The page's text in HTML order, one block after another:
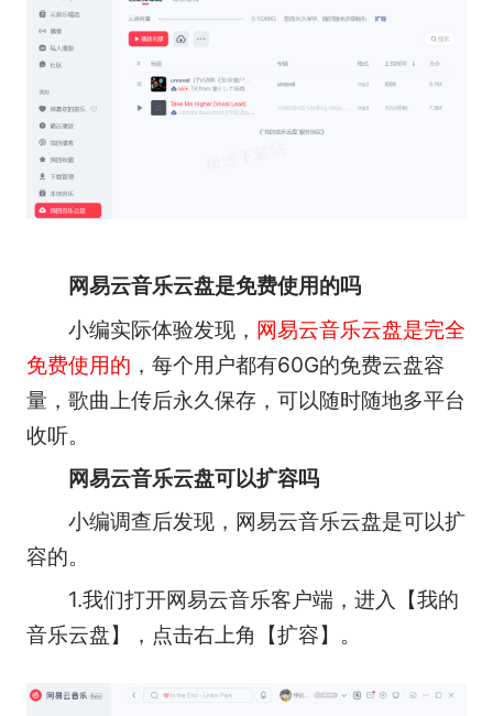
网易云音乐云盘是免费使用的吗
小编实际体验发现， 网易云音乐云盘是完全
免费使用的 ，每个用户都有60G的免费云盘容
量，歌曲上传后永久保存，可以随时随地多平台
收听。
网易云音乐云盘可以扩容吗
小编调查后发现，网易云音乐云盘是可以扩
容的。
1.我们打开网易云音乐客户端，进入【我的
音乐云盘】，点击右上角【扩容】。